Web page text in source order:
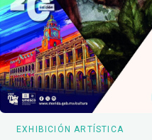
EXHIBICIÓN ARTÍSTICA